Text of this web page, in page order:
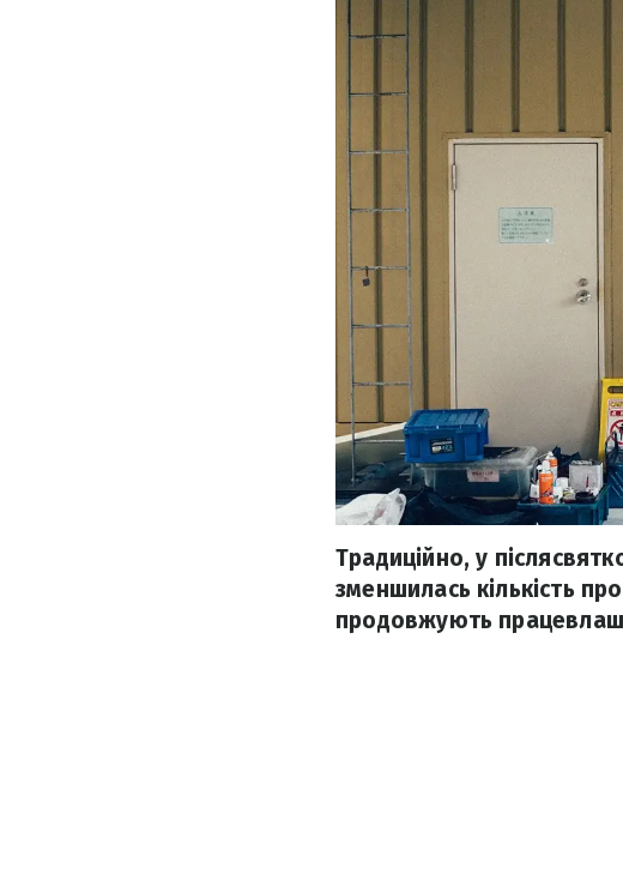
Традиційно, у
зменшилась кількість
продовжують